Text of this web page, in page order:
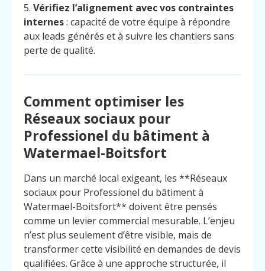
5. Vérifiez l’alignement avec vos contraintes
internes: capacité de votre équipe à répondre
aux leads générés et à suivre les chantiers sans
perte de qualité.
Comment optimiser les
Réseaux sociaux pour
Professionel du bâtiment à
Watermael-Boitsfort
Dans un marché local exigeant, les **Réseaux
sociaux pour Professionel du bâtiment à
Watermael-Boitsfort** doivent être pensés
comme un levier commercial mesurable. L’enjeu
n’est plus seulement d’être visible, mais de
transformer cette visibilité en demandes de devis
qualifiées. Grâce à une approche structurée, il